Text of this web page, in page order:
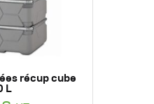
récup cube
L